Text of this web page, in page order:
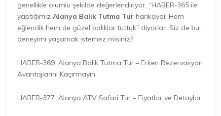
genellikle olumlu şekilde değerlendiriyor. “HABER-365 ile
yaptığımız Alanya Balik Tutma Tur harikaydı! Hem
eğlendik hem de güzel balıklar tuttuk” diyorlar. Siz de bu
deneyimi yaşamak istemez misiniz?
HABER-369: Alanya Balik Tutma Tur – Erken Rezervasyon
Avantajlarını Kaçırmayın
HABER-377: Alanya ATV Safari Tur – Fiyatlar ve Detaylar